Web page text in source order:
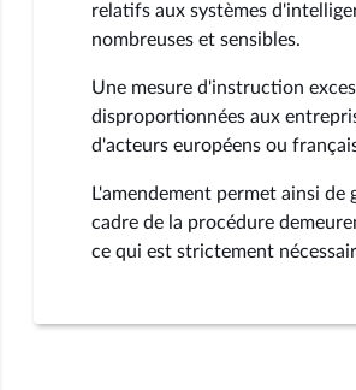
relatifs aux systèmes
nombreuses et sensibles.
Une mesure d'instruction
disproportionnées aux
d'acteurs européens ou
L'amendement permet ainsi
cadre de la procédure
ce qui est strictement